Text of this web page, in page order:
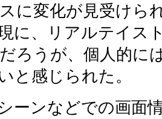
に変化が見受けら
に、リアルテイス
ろうが、個人的に
と感じられた。
ーンなどでの画面